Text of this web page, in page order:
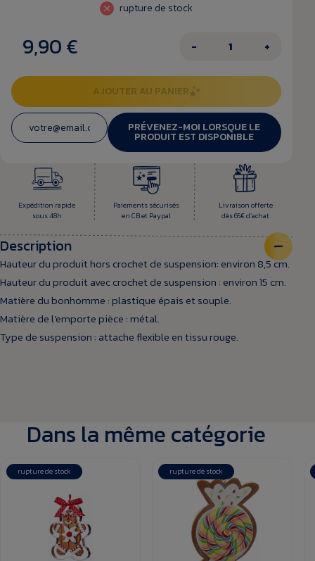
rupture de stock
9,90 € − +
AJOUTER AU PANIER
PRÉVENEZ-MOI LORSQUE LE
PRODUIT EST DISPONIBLE
Expédition rapide
sous 48h
Paiements sécurisés
en CB et Paypal
Livraison offerte
dès 65€ d’achat
Description
Hauteur du produit hors crochet de suspension: environ 8,5 cm.
Hauteur du produit avec crochet de suspension : environ 15 cm.
Matière du bonhomme : plastique épais et souple.
Matière de l'emporte pièce : métal.
Type de suspension : attache flexible en tissu rouge.
Dans la même catégorie
rupture de stock rupture de stock